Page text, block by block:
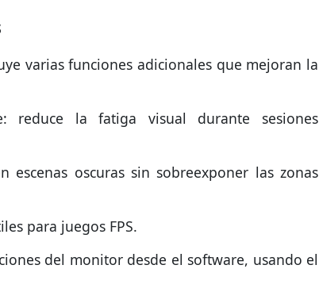
varias funciones adicionales que mejoran la
reduce la fatiga visual durante sesiones
escenas oscuras sin sobreexponer las zonas
para juegos FPS.
del monitor desde el software, usando el